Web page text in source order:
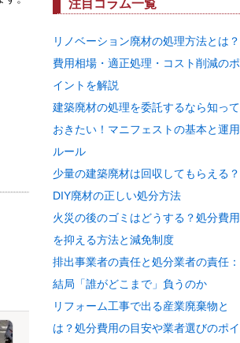
注目コラム一覧
リノベーション廃材の処理方法とは？
費用相場・適正処理・コスト削減のポ
イントを解説
建築廃材の処理を委託するなら知って
おきたい！マニフェストの基本と運用
ルール
少量の建築廃材は回収してもらえる？
DIY廃材の正しい処分方法
火災の後のゴミはどうする？処分費用
を抑える方法と減免制度
排出事業者の責任と処分業者の責任：
結局「誰がどこまで」負うのか
リフォーム工事で出る産業廃棄物と
は？処分費用の目安や業者選びのポイ